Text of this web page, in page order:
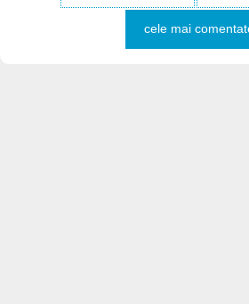
cele mai